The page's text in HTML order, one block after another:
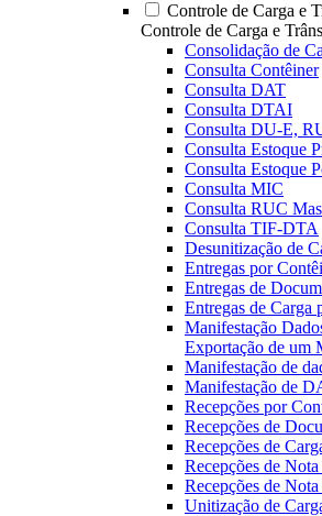
Controle de Carga e
Controle de Carga e
Consolidação de
Consulta Contêiner
Consulta DAT
Consulta DTAI
Consulta DU-E,
Consulta Estoque
Consulta Estoque
Consulta MIC
Consulta RUC
Consulta TIF-DTA
Desunitização de
Entregas por
Entregas de
Entregas de
Manifestação
Exportação de
Manifestação de
Manifestação de
Recepções por
Recepções de
Recepções de
Recepções de
Recepções de
Unitização de